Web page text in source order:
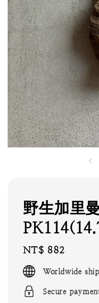
野生加里
Regular
price
NT$ 882
Worldwide
Secure